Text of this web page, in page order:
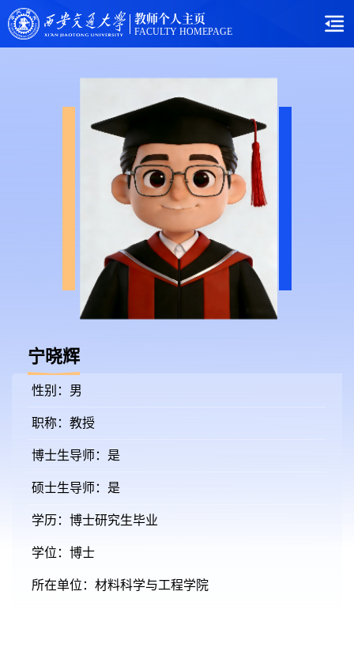
教师个人主页
FACULTY HOMEPAGE
宁晓辉
性别：男
职称：教授
博士生导师：是
硕士生导师：是
学历：博士研究生毕业
学位：博士
所在单位：材料科学与工程学院